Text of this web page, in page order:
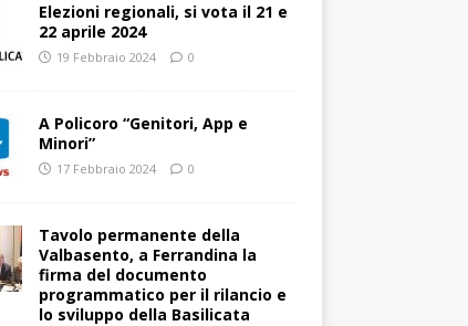
Elezioni regionali, si vota il 21 e
22 aprile 2024
19 Febbraio 2024 0
A Policoro “Genitori, App e
Minori”
17 Febbraio 2024 0
Tavolo permanente della
Valbasento, a Ferrandina la
firma del documento
programmatico per il rilancio e
lo sviluppo della Basilicata